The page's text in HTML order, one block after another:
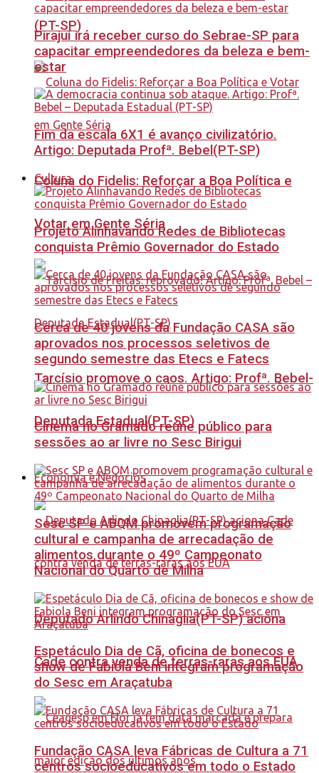
(PT-SP)
Coluna do Fidelis: Reforçar a Boa Política e
Votar em Gente Séria
Tarcísio promove o caos. Artigo: Profª. Bebel-
Deputada Estadual(PT-SP)
Economia e Negócios
Deputado Arlindo Chinaglia(PT-SP) aciona
Cade contra venda de terras-raras aos EUA
Pirajuí irá receber curso do Sebrae-SP para
capacitar empreendedores da beleza e bem-
estar
Fim da escala 6X1 é avanço civilizatório.
Artigo: Deputada Profª. Bebel(PT-SP)
Cultura
Projeto Alinhavando Redes de Bibliotecas
conquista Prêmio Governador do Estado
Cerca de 40 jovens da Fundação CASA são
aprovados nos processos seletivos de
segundo semestre das Etecs e Fatecs
Cinema no Gramado reúne público para
sessões ao ar livre no Sesc Birigui
Sesc SP e ABQM promovem programação
cultural e campanha de arrecadação de
alimentos durante o 49º Campeonato
Nacional do Quarto de Milha
Espetáculo Dia de Cã, oficina de bonecos e
show de Fabiola Beni integram programação
do Sesc em Araçatuba
Fundação CASA leva Fábricas de Cultura a 71
centros socioeducativos em todo o Estado